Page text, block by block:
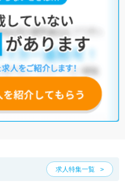
求人特集一覧